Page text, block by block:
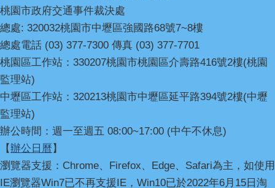
桃園市政府交通事件裁決處
總處: 320032桃園市中壢區強國路68號7~8樓
總處電話 (03) 377-7300 傳真 (03) 377-7701
桃園區工作站：330207桃園市桃園區介壽路416號2樓(桃園
監理站)
中壢區工作站：320213桃園市中壢區延平路394號2樓(中壢
監理站)
辦公時間：週一至週五 08:00~17:00 (中午不休息)
【辦公日曆 】
瀏覽器支援：Chrome、Firefox、Edge、Safari為主，如使用
IE瀏覽器Win7已不再支援IE，Win10已於2022年6月15日淘